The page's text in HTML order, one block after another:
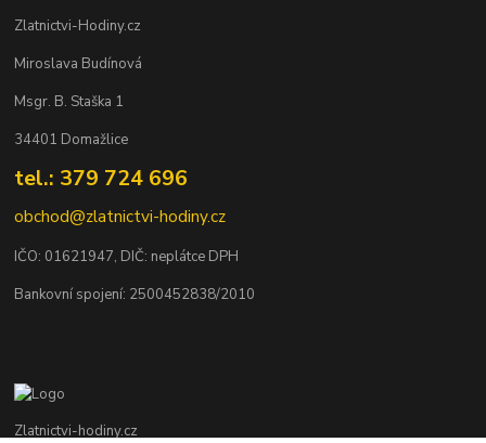
Zlatnictvi-Hodiny.cz
Miroslava Budínová
Msgr. B. Staška 1
34401 Domažlice
tel.: 379 724 696
obchod@zlatnictvi-hodiny.cz
IČO: 01621947, DIČ: neplátce DPH
Bankovní spojení: 2500452838/2010
Zlatnictvi-hodiny.cz